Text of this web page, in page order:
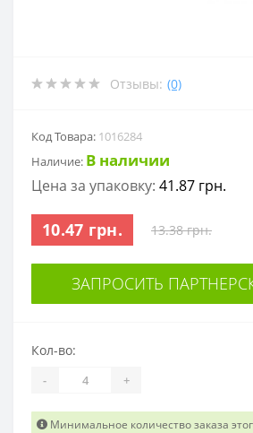
Отзывы: (0)
Код Товара: 1016284
Наличие: В наличии
Цена за упаковку: 41.87 грн.
10.47 грн. 13.38 грн.
ЗАПРОСИТЬ
Кол-во:
- +
Минимальное количество заказа